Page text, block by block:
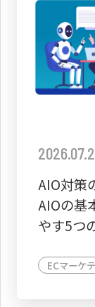
AIO対策
AIOの基
やす5つ
ECマーケ